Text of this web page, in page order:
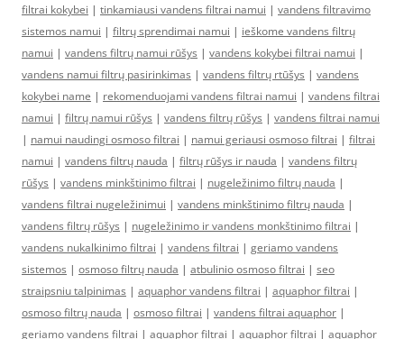
filtrai kokybei | tinkamiausi vandens filtrai namui | vandens filtravimo
sistemos namui | filtrų sprendimai namui | ieškome vandens filtrų
namui | vandens filtrų namui rūšys | vandens kokybei filtrai namui |
vandens namui filtrų pasirinkimas | vandens filtrų rtūšys | vandens
kokybei name | rekomenduojami vandens filtrai namui | vandens filtrai
namui | filtrų namui rūšys | vandens filtrų rūšys | vandens filtrai namui
| namui naudingi osmoso filtrai | namui geriausi osmoso filtrai | filtrai
namui | vandens filtrų nauda | filtrų rūšys ir nauda | vandens filtrų
rūšys | vandens minkštinimo filtrai | nugeležinimo filtrų nauda |
vandens filtrai nugeležinimui | vandens minkštinimo filtrų nauda |
vandens filtrų rūšys | nugeležinimo ir vandens monkštinimo filtrai |
vandens nukalkinimo filtrai | vandens filtrai | geriamo vandens
sistemos | osmoso filtrų nauda | atbulinio osmoso filtrai | seo
straipsniu talpinimas | aquaphor vandens filtrai | aquaphor filtrai |
osmoso filtrų nauda | osmoso filtrai | vandens filtrai aquaphor |
geriamo vandens filtrai | aquaphor filtrai | aquaphor filtrai | aquaphor